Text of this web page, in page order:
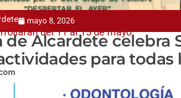
mayo 8, 2026
del 11 al 15 de mayo
de Alcardete celebra
para todas